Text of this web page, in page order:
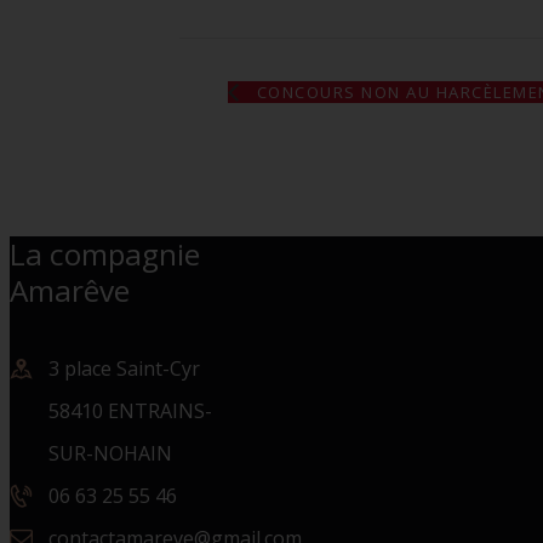
CONCOURS NON AU
La compagnie
Amarêve
3 place Saint-Cyr
58410 ENTRAINS-
SUR-NOHAIN
06 63 25 55 46
contactamareve@gmail.com